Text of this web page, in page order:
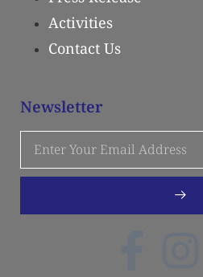
Activities
Contact Us
Newsletter